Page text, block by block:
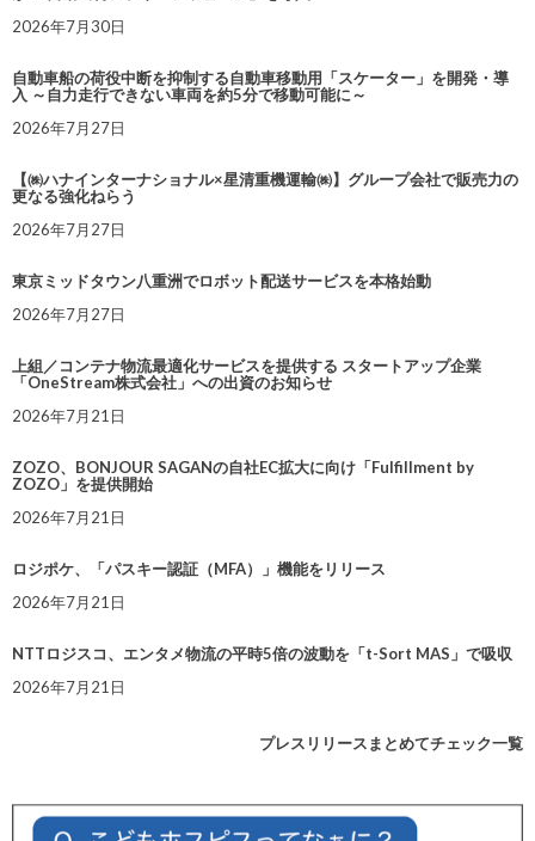
2026年7月30日
自動車船の荷役中断を抑制する自動車移動用「スケーター」を開発・導
入 ～自力走行できない車両を約5分で移動可能に～
2026年7月27日
【㈱ハナインターナショナル×星清重機運輸㈱】グループ会社で販売力の
更なる強化ねらう
2026年7月27日
東京ミッドタウン八重洲でロボット配送サービスを本格始動
2026年7月27日
上組／コンテナ物流最適化サービスを提供する スタートアップ企業
「OneStream株式会社」への出資のお知らせ
2026年7月21日
ZOZO、BONJOUR SAGANの自社EC拡大に向け「Fulfillment by
ZOZO」を提供開始
2026年7月21日
ロジポケ、「パスキー認証（MFA）」機能をリリース
2026年7月21日
NTTロジスコ、エンタメ物流の平時5倍の波動を「t-Sort MAS」で吸収
2026年7月21日
プレスリリースまとめてチェック一覧